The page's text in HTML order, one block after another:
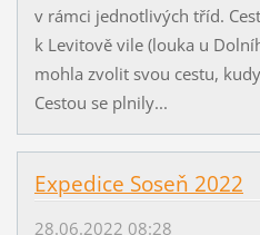
v rámci jednotlivých tříd.
k Levitově vile (louka u
mohla zvolit svou cestu,
Cestou se plnily...
Expedice Soseň 2022
28.06.2022 08:28